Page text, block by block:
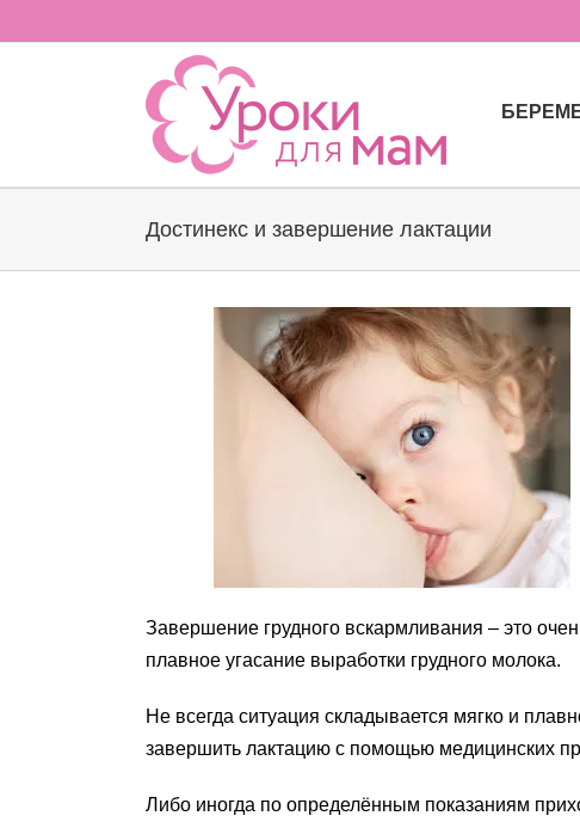
to
Достинекс и завершение лактации
Завершение грудного вскармливания – это
плавное угасание выработки грудного молока.
Не всегда ситуация складывается мягко и
завершить лактацию с помощью медицинских
Либо иногда по определённым показаниям